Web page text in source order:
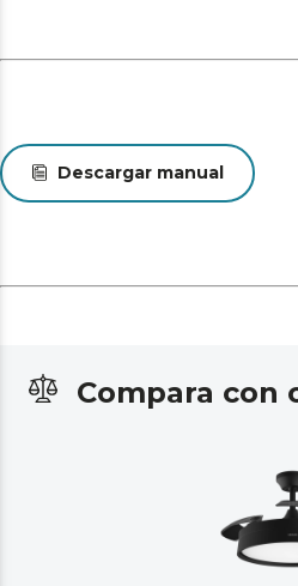
Descargar manual
Compara con